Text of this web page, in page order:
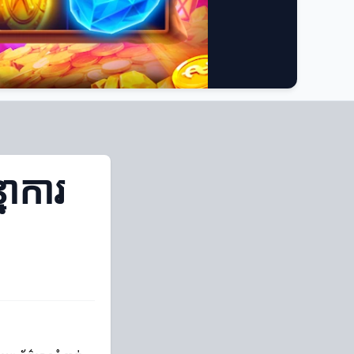
ារ​